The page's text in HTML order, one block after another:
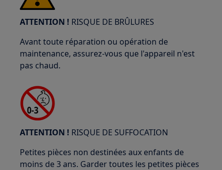
ATTENTION ! RISQUE DE BRÛLURES
Avant toute réparation ou opération de
maintenance, assurez-vous que l'appareil n'est
pas chaud.
ATTENTION ! RISQUE DE SUFFOCATION
Petites pièces non destinées aux enfants de
moins de 3 ans. Garder toutes les petites pièces